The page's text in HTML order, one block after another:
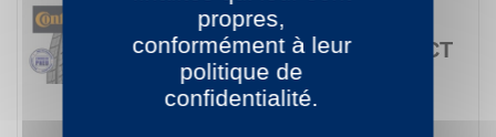
Continental
CONTIPREMIUMCONTACT
195/55 R15 85V
propres,
conformément à leur
politique de
confidentialité.